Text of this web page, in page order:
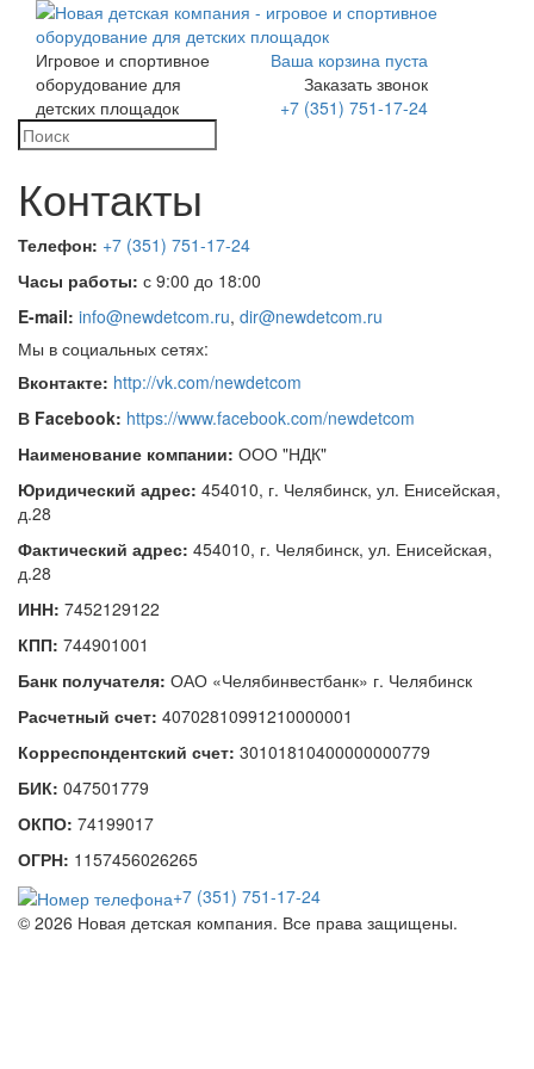
Игровое и спортивное
оборудование для
детских площадок
Ваша корзина пуста
Заказать звонок
+7 (351) 751-17-24
Контакты
Телефон: +7 (351) 751-17-24
Часы работы: с 9:00 до 18:00
E-mail: info@newdetcom.ru, dir@newdetcom.ru
Мы в социальных сетях:
Вконтакте: http://vk.com/newdetcom
В Facebook: https://www.facebook.com/newdetcom
Наименование компании: ООО "НДК"
Юридический адрес: 454010, г. Челябинск, ул. Енисейская,
д.28
Фактический адрес: 454010, г. Челябинск, ул. Енисейская,
д.28
ИНН: 7452129122
КПП: 744901001
Банк получателя: ОАО «Челябинвестбанк» г. Челябинск
Расчетный счет: 40702810991210000001
Корреспондентский счет: 30101810400000000779
БИК: 047501779
ОКПО: 74199017
ОГРН: 1157456026265
+7 (351) 751-17-24
© 2026 Новая детская компания. Все права защищены.